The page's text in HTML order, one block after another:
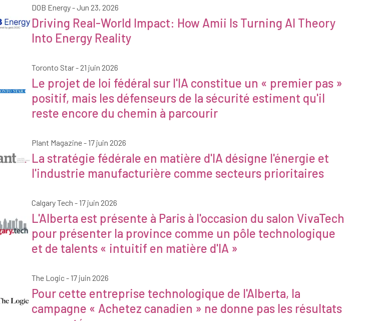
DOB Énergie
DOB Energy- Jun 23, 2026
Driving Real-World Impact: How Amii Is Turning AI Theory
Into Energy Reality
Toronto Star
Toronto Star - 21 juin 2026
Le projet de loi fédéral sur l'IA constitue un « premier pas »
positif, mais les défenseurs de la sécurité estiment qu'il
reste encore du chemin à parcourir
Magazine Plant
Plant Magazine - 17 juin 2026
La stratégie fédérale en matière d'IA désigne l'énergie et
l'industrie manufacturière comme secteurs prioritaires
Calgary Tech
Calgary Tech - 17 juin 2026
L'Alberta est présente à Paris à l'occasion du salon VivaTech
pour présenter la province comme un pôle technologique
et de talents « intuitif en matière d'IA »
La logique
The Logic - 17 juin 2026
Pour cette entreprise technologique de l'Alberta, la
campagne « Achetez canadien » ne donne pas les résultats